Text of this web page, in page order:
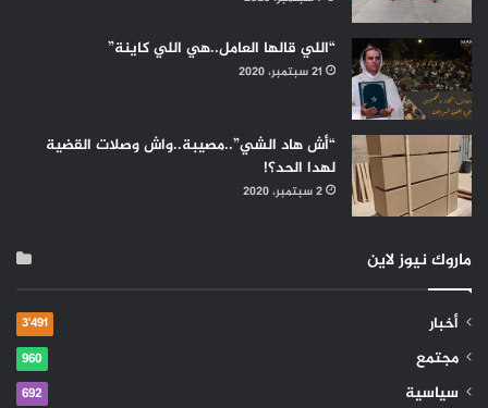
“اللي قالها العامل..هي اللي كاينة”
21 سبتمبر، 2020
“أش هاد الشي”..مصيبة..واش وصلات القضية
لهدا الحد؟!
2 سبتمبر، 2020
ماروك نيوز لاين
أخبار 3٬491
مجتمع 960
سياسية 692